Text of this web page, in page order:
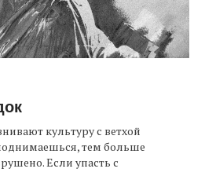
культуру с ветхой
тем больше
Если упасть с